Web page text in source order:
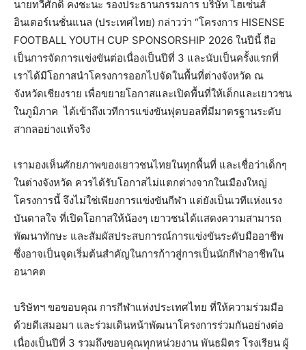
นายทวีศักดิ์ คงชะนะ รองประธานกรรมการ บริษัท ไฮเซ่นส์
อินเตอร์เนชั่นแนล (ประเทศไทย) กล่าวว่า “โครงการ HISENSE
FOOTBALL YOUTH CUP SPONSORSHIP 2026 ในปีนี้ ถือ
เป็นการจัดการแข่งขันต่อเนื่องเป็นปีที่ 3 และนับเป็นครั้งแรกที่
เราได้มีโอกาสนำโครงการออกไปจัดในพื้นที่ต่างจังหวัด ณ
จังหวัดเชียงราย เพื่อขยายโอกาสและเปิดพื้นที่ให้เด็กและเยาวชน
ในภูมิภาค ได้เข้าถึงเวทีการแข่งขันฟุตบอลที่มีมาตรฐานระดับ
สากลอย่างแท้จริง
เรามองเห็นศักยภาพของเยาวชนไทยในทุกพื้นที่ และเชื่อว่าเด็กๆ
ในต่างจังหวัด ควรได้รับโอกาสไม่แตกต่างจากในเมืองใหญ่
โครงการนี้ จึงไม่ใช่เพียงการแข่งขันกีฬา แต่ยังเป็นเวทีแห่งแรง
บันดาลใจ ที่เปิดโอกาสให้น้องๆ เยาวชนได้แสดงความสามารถ
พัฒนาทักษะ และสัมผัสประสบการณ์การแข่งขันระดับมืออาชีพ
ซึ่งอาจเป็นจุดเริ่มต้นสำคัญในการก้าวสู่การเป็นนักกีฬาอาชีพใน
อนาคต
บริษัทฯ ขอขอบคุณ การกีฬาแห่งประเทศไทย ที่ให้ความร่วมมือ
ด้วยดีเสมอมา และร่วมเดินหน้าพัฒนาโครงการร่วมกันอย่างต่อ
เนื่องเป็นปีที่ 3 รวมถึงขอบคุณทุกหน่วยงาน พันธมิตร โรงเรียน ผู้